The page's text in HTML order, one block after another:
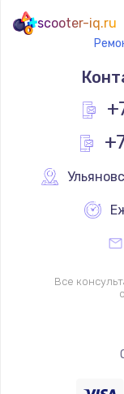
scooter-iq.ru
Все